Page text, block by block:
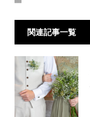
関連記事一覧